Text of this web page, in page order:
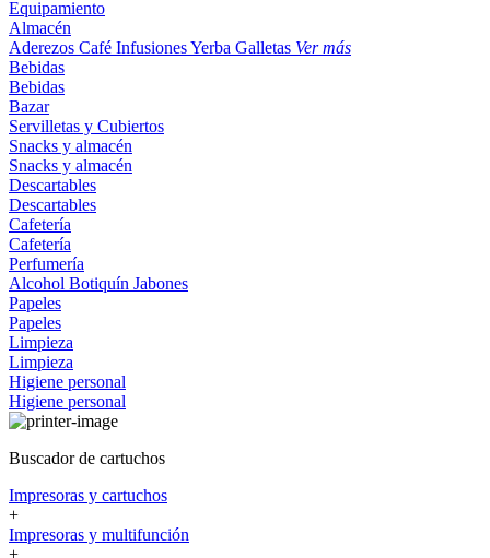
Equipamiento
Almacén
Aderezos Café InfusionesYerba Galletas Ver más
Bebidas
Bebidas
Bazar
Servilletas y Cubiertos
Snacks y almacén
Snacks y almacén
Descartables
Descartables
Cafetería
Cafetería
Perfumería
Alcohol Botiquín Jabones
Papeles
Papeles
Limpieza
Limpieza
Higiene personal
Higiene personal
Buscador de cartuchos
Impresoras y cartuchos
+
Impresoras y multifunción
+